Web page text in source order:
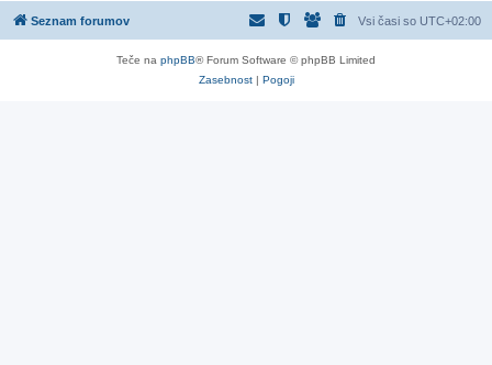
Seznam forumov Vsi časi so UTC+02:00
Teče na phpBB® Forum Software © phpBB Limited
Zasebnost| Pogoji